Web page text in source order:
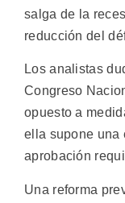
salga de la
reducción del
Los analistas
Congreso
opuesto a
ella supone una
aprobación
Una reforma